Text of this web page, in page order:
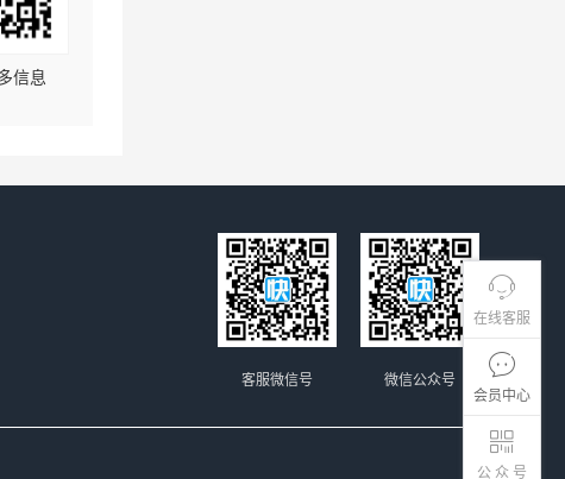
在线客服
会员中心
公 众 号
信息
微信公众号
客服微信号